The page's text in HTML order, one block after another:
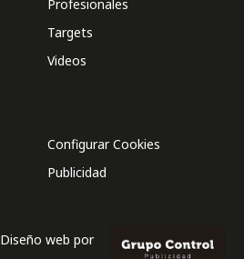
Profesionales
Targets
Videos
Configurar Cookies
Publicidad
web por